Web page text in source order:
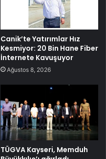
Canik’te Yatırımlar Hız
Kesmiyor: 20 Bin Hane Fiber
İnternete Kavuşuyor
Ağustos 8, 2026
TÜGVA Kayseri, Memduh